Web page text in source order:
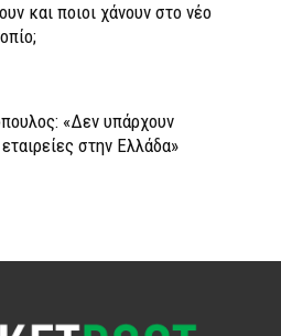
και ποιοι χάνουν στο νέο
«Δεν υπάρχουν
στην Ελλάδα»